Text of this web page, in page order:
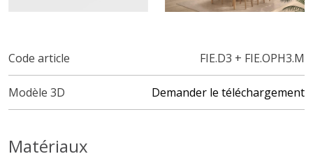
Code article FIE.D3 + FIE.OPH3.M
Modèle 3D Demander le téléchargement
Matériaux